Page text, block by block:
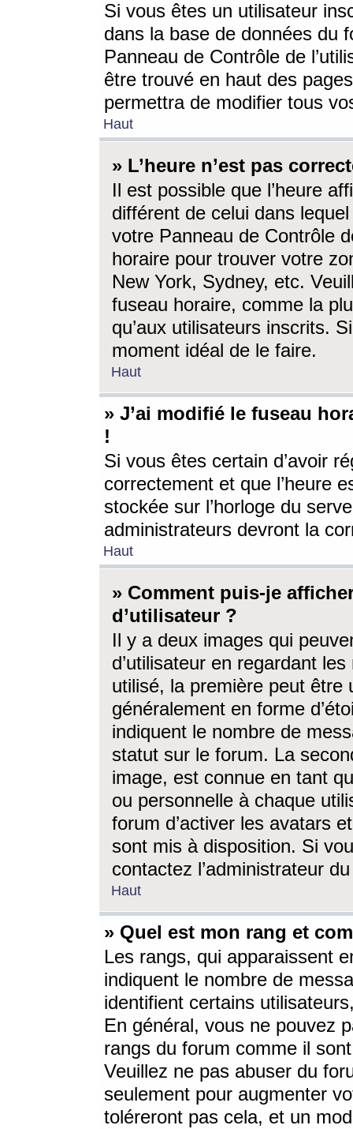
Si vous êtes un utilisateur
dans la base de données du
Panneau de Contrôle de
être trouvé en haut des
permettra de modifier tous
Haut
» L’heure n’est pas
Il est possible que l’heure
différent de celui dans
votre Panneau de Contrôle
horaire pour trouver votre
New York, Sydney, etc.
fuseau horaire, comme la
qu’aux utilisateurs inscrits.
moment idéal de le faire.
Haut
» J’ai modifié le fuseau
!
Si vous êtes certain d’avoir
correctement et que l’heure
stockée sur l’horloge du
administrateurs devront la
Haut
» Comment puis-je
d’utilisateur ?
Il y a deux images qui
d’utilisateur en regardant
utilisé, la première peut être
généralement en forme
indiquent le nombre de
statut sur le forum. La
image, est connue en tant
ou personnelle à chaque
forum d’activer les avatars
sont mis à disposition. Si
contactez l’administrateur
Haut
» Quel est mon rang et
Les rangs, qui apparaissent
indiquent le nombre de
identifient certains
En général, vous ne pouvez
rangs du forum comme il
Veuillez ne pas abuser du
seulement pour augmenter
toléreront pas cela, et un